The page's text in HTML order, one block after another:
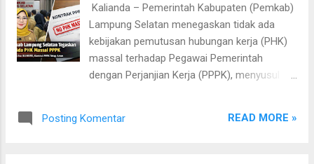
​ Kalianda – Pemerintah Kabupaten (Pemkab)
Lampung Selatan menegaskan tidak ada
kebijakan pemutusan hubungan kerja (PHK)
massal terhadap Pegawai Pemerintah
dengan Perjanjian Kerja (PPPK), menyusul
2022 tentang Hubungan Keuangan antara
Posting Komentar READ MORE »